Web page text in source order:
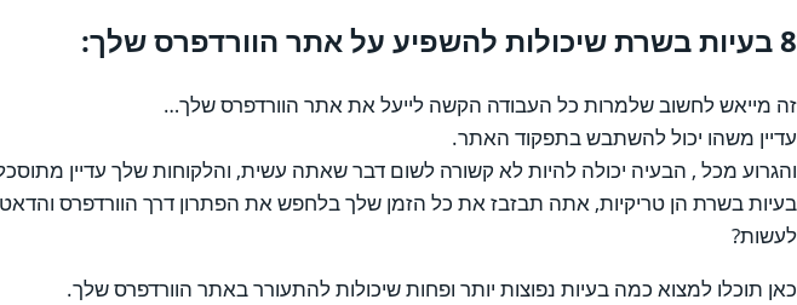
8 בעיות בשרת שיכולות להשפיע על אתר הוורדפרס שלך:
זה מייאש לחשוב שלמרות כל העבודה הקשה לייעל את אתר הוורדפרס שלך…
עדיין משהו יכול להשתבש בתפקוד האתר.
והגרוע מכל , הבעיה יכולה להיות לא קשורה לשום דבר שאתה עשית, והלקוחות שלך עדיין
בעיות בשרת הן טריקיות, אתה תבזבז את כל הזמן שלך בלחפש את הפתרון דרך הוורדפרס
לעשות?
כאן תוכלו למצוא כמה בעיות נפוצות יותר ופחות שיכולות להתעורר באתר הוורדפרס שלך.